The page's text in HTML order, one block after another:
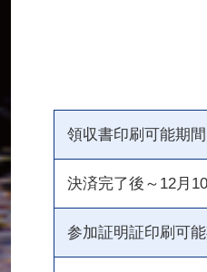
領収書印刷可能期間
決済完了後～12月10
参加証明証印刷可